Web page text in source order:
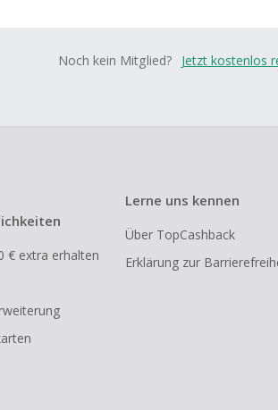
Noch kein Mitglied? Jetzt kostenlos
€ extra erhalten
Lerne uns kennen
Über TopCashback
Erklärung zur